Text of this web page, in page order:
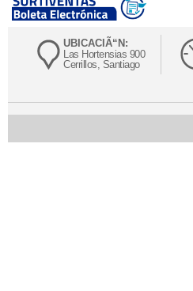
UBICACIÃ“N:
Las Hortensias 900
Cerrillos, Santiago